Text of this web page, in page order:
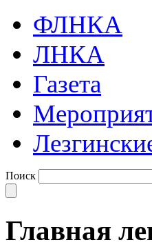
ФЛНКА
ЛНКА
Газета
Поиск
Главная